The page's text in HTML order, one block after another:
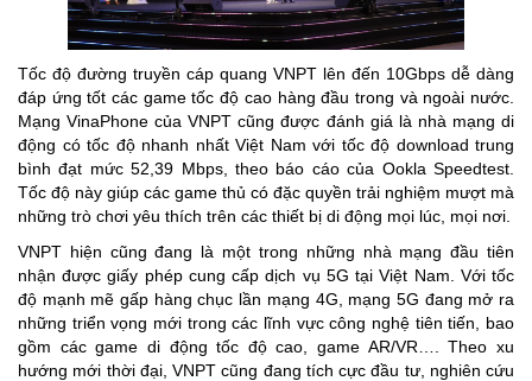
Tốc độ đường truyền cáp quang VNPT lên đến 10Gbps dễ dàng
đáp ứng tốt các game tốc độ cao hàng đầu trong và ngoài nước.
Mạng VinaPhone của VNPT cũng được đánh giá là nhà mạng di
động có tốc độ nhanh nhất Việt Nam với tốc độ download trung
bình đạt mức 52,39 Mbps, theo báo cáo của Ookla Speedtest.
Tốc độ này giúp các game thủ có đặc quyền trải nghiệm mượt mà
những trò chơi yêu thích trên các thiết bị di động mọi lúc, mọi nơi.
VNPT hiện cũng đang là một trong những nhà mạng đầu tiên
nhận được giấy phép cung cấp dịch vụ 5G tại Việt Nam. Với tốc
độ mạnh mẽ gấp hàng chục lần mạng 4G, mạng 5G đang mở ra
những triển vọng mới trong các lĩnh vực công nghệ tiên tiến, bao
gồm các game di động tốc độ cao, game AR/VR…. Theo xu
hướng mới thời đại, VNPT cũng đang tích cực đầu tư, nghiên cứu